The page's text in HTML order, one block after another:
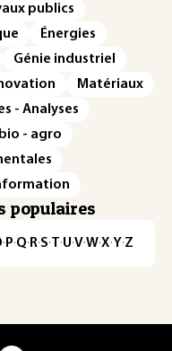
publics
Énergies
Génie industriel
Matériaux
- Analyses
- agro
populaires
· P·Q· R·S·T·U·V·W·X·Y·Z